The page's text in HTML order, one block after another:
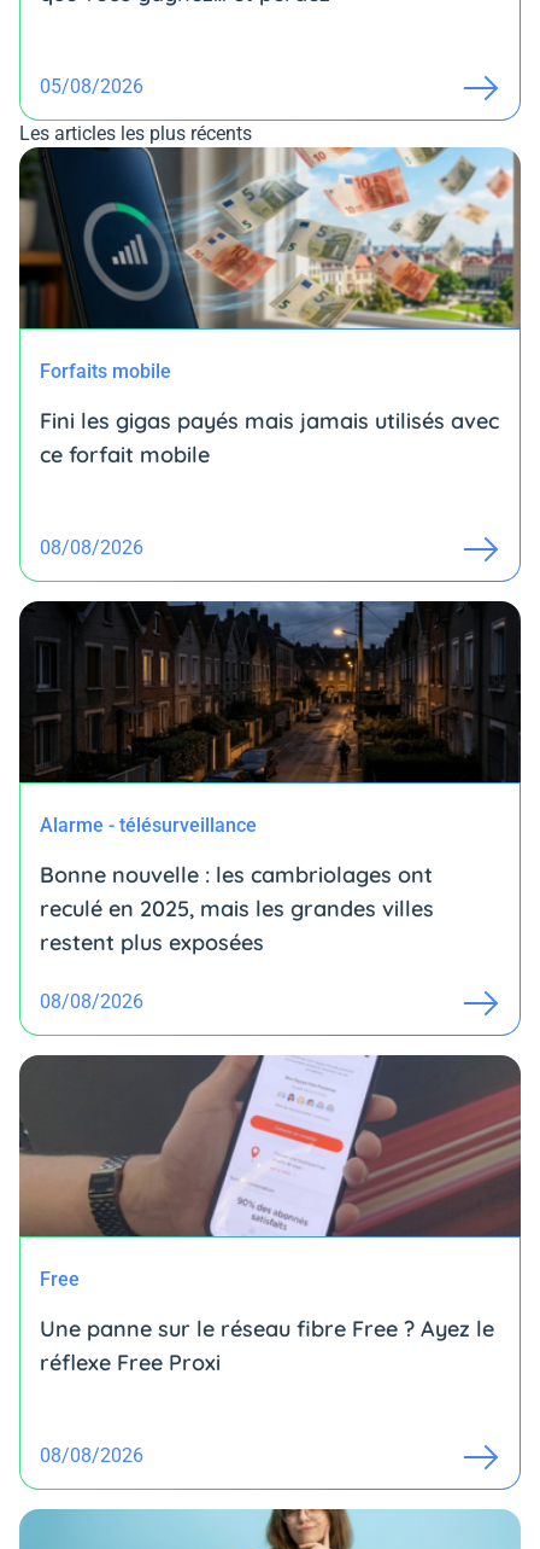
05/08/2026
Les articles les plus récents
Forfaits mobile
Fini les gigas payés mais jamais utilisés avec
ce forfait mobile
08/08/2026
Alarme - télésurveillance
Bonne nouvelle : les cambriolages ont
reculé en 2025, mais les grandes villes
restent plus exposées
08/08/2026
Free
Une panne sur le réseau fibre Free ? Ayez le
réflexe Free Proxi
08/08/2026